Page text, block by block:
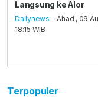
Langsung ke Alor
Dailynews - Ahad , 09
18:15 WIB
Terpopuler